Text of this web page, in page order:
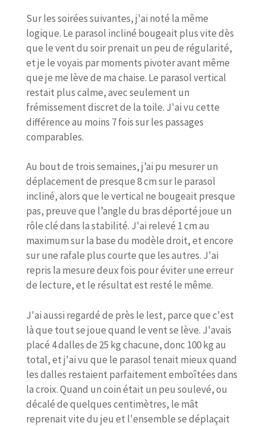
Sur les soirées suivantes, j'ai noté la même
logique. Le parasol incliné bougeait plus vite dès
que le vent du soir prenait un peu de régularité,
et je le voyais par moments pivoter avant même
que je me lève de ma chaise. Le parasol vertical
restait plus calme, avec seulement un
frémissement discret de la toile. J'ai vu cette
différence au moins 7 fois sur les passages
comparables.
Au bout de trois semaines, j’ai pu mesurer un
déplacement de presque 8 cm sur le parasol
incliné, alors que le vertical ne bougeait presque
pas, preuve que l’angle du bras déporté joue un
rôle clé dans la stabilité. J'ai relevé 1 cm au
maximum sur la base du modèle droit, et encore
sur une rafale plus courte que les autres. J'ai
repris la mesure deux fois pour éviter une erreur
de lecture, et le résultat est resté le même.
J'ai aussi regardé de près le lest, parce que c'est
là que tout se joue quand le vent se lève. J'avais
placé 4 dalles de 25 kg chacune, donc 100 kg au
total, et j'ai vu que le parasol tenait mieux quand
les dalles restaient parfaitement emboîtées dans
la croix. Quand un coin était un peu soulevé, ou
décalé de quelques centimètres, le mât
reprenait vite du jeu et l'ensemble se déplaçait